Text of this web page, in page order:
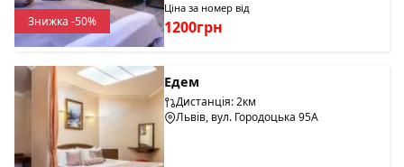
Знижка -50%
Ціна за номер від
1200грн
Едем
Дистанція: 2км
Львів, вул. Городоцька 95А